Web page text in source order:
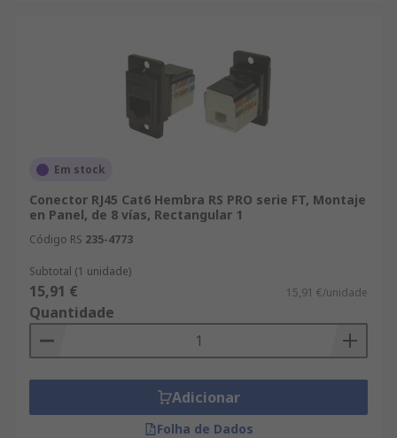
Em stock
Conector RJ45 Cat6 Hembra RS PRO serie FT, Montaje
en Panel, de 8 vías, Rectangular 1
Código RS 235-4773
Subtotal (1 unidade)
15,91 € 15,91 €/unidade
Quantidade
Adicionar
Folha de Dados